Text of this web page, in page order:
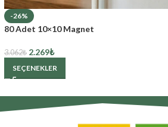
-26%
80 Adet 10×10 Magnet
3.062₺ 2.269₺
SEÇENEKLER